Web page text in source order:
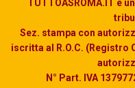
TUTTOASROMA.IT è
Sez. stampa con
iscritta al R.O.C. (Registro
N° Part. IVA